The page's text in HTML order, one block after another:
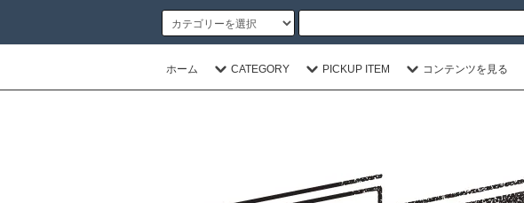
ホーム CATEGORY PICKUP ITEM コンテンツを見る